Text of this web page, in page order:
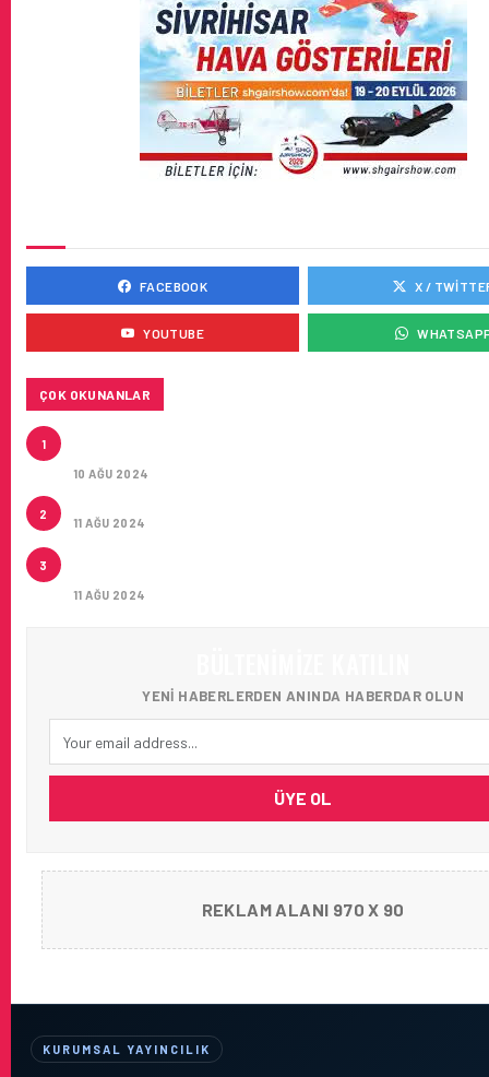
FACEBOOK X /
YOUTUBE
ÇOK OKUNANLAR
1
10 AĞU 2024
2
11 AĞU 2024
3
11 AĞU 2024
YENI HABERLERDEN ANINDA HABERDAR OLUN
ÜYE OL
REKLAM ALANI 970 X 90
KURUMSAL YAYINCILIK